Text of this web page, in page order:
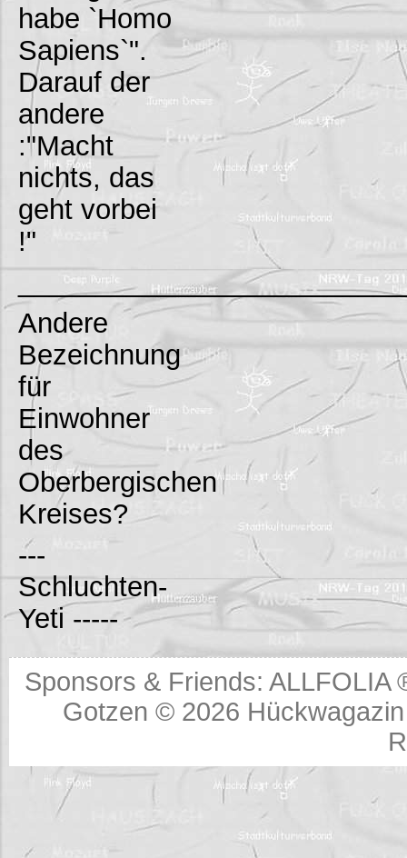
habe `Homo
Sapiens`".
Darauf der
andere
:"Macht
nichts, das
geht vorbei
!"
Andere
Bezeichnung
für
Einwohner
des
Oberbergischen
Kreises?
---
Schluchten-
Yeti -----
Sponsors & Friends:ALLFOLIA
Gotzen © 2026